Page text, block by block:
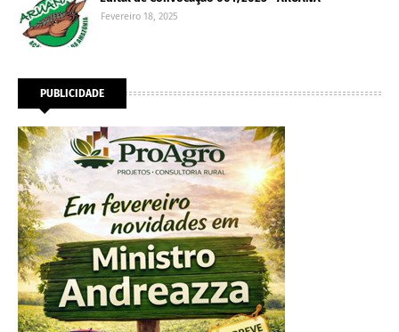
Fevereiro 18, 2025
PUBLICIDADE